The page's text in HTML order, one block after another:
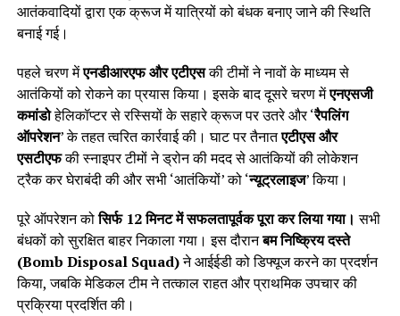
आतंकवादियों द्वारा एक क्रूज में यात्रियों को बंधक बनाए जाने की स्थिति
बनाई गई।
पहले चरण मेंएनडीआरएफ और एटीएसकी टीमों ने नावों के माध्यम से
आतंकियों को रोकने का प्रयास किया। इसके बाद दूसरे चरण मेंएनएसजी
कमांडोहेलिकॉप्टर से रस्सियों के सहारे क्रूज पर उतरे और ‘रैपलिंग
ऑपरेशन’ के तहत त्वरित कार्रवाई की। घाट पर तैनातएटीएस और
एसटीएफकी स्नाइपर टीमों ने ड्रोन की मदद से आतंकियों की लोकेशन
ट्रैक कर घेराबंदी की और सभी ‘आतंकियों’ को ‘न्यूट्रलाइज’ किया।
पूरे ऑपरेशन कोसिर्फ 12 मिनट में सफलतापूर्वक पूरा कर लिया गया। सभी
बंधकों को सुरक्षित बाहर निकाला गया। इस दौरानबम निष्क्रिय दस्ते
(Bomb Disposal Squad)ने आईईडी को डिफ्यूज करने का प्रदर्शन
किया, जबकि मेडिकल टीम ने तत्काल राहत और प्राथमिक उपचार की
प्रक्रिया प्रदर्शित की।